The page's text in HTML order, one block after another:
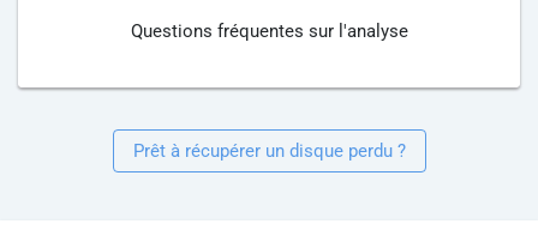
Questions fréquentes sur l'analyse
Prêt à récupérer un disque perdu ?